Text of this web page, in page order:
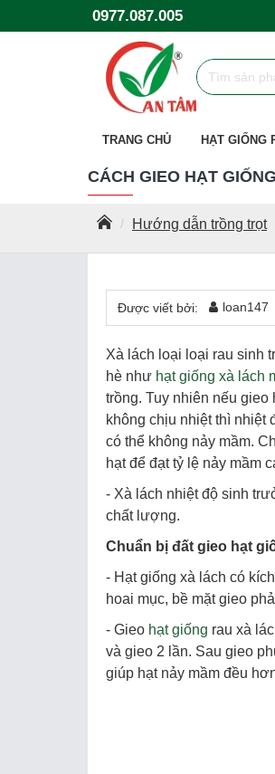
0977.087.005
TRANG CHỦ HẠT GIỐNG
Hướng dẫn trồng trọt
CÁCH GIEO HẠT
Được viết bởi: loan147
Xà lách loại loại rau sinh
hè như hạt giống xà lách
trồng. Tuy nhiên nếu
không chịu nhiệt thì nhiệt
có thể không nảy mầm.
hạt để đạt tỷ lệ nảy mầm
- Xà lách nhiệt độ sinh
chất lượng.
Chuẩn bị đất gieo hạt
- Hạt giống xà lách có
hoai mục, bề mặt gieo
- Gieo hạt giống rau xà
và gieo 2 lần. Sau gieo
giúp hạt nảy mầm đều